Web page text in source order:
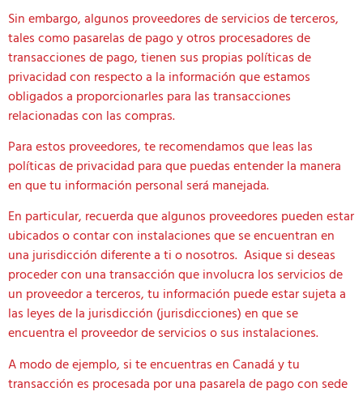
Sin embargo, algunos proveedores de servicios de terceros,
tales como pasarelas de pago y otros procesadores de
transacciones de pago, tienen sus propias políticas de
privacidad con respecto a la información que estamos
obligados a proporcionarles para las transacciones
relacionadas con las compras.
Para estos proveedores, te recomendamos que leas las
políticas de privacidad para que puedas entender la manera
en que tu información personal será manejada.
En particular, recuerda que algunos proveedores pueden estar
ubicados o contar con instalaciones que se encuentran en
una jurisdicción diferente a ti o nosotros. Asique si deseas
proceder con una transacción que involucra los servicios de
un proveedor a terceros, tu información puede estar sujeta a
las leyes de la jurisdicción (jurisdicciones) en que se
encuentra el proveedor de servicios o sus instalaciones.
A modo de ejemplo, si te encuentras en Canadá y tu
transacción es procesada por una pasarela de pago con sede